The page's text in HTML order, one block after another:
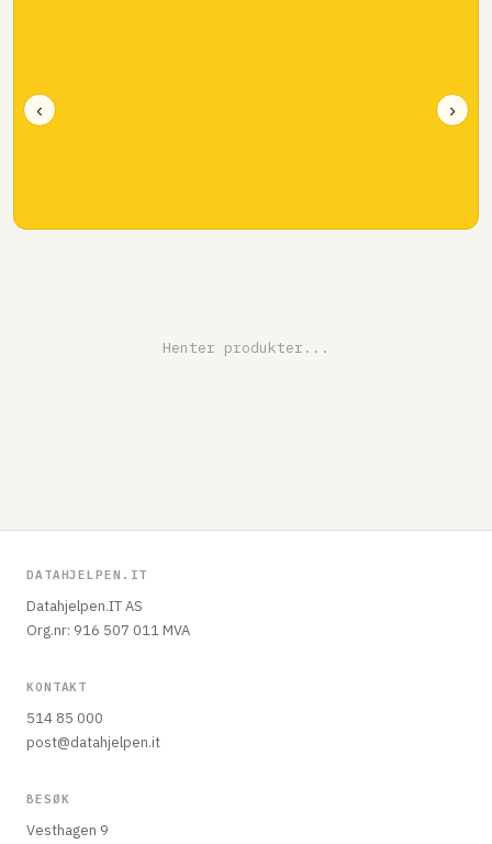
‹ ›
Henter produkter...
DATAHJELPEN.IT
Datahjelpen.IT AS
Org.nr: 916 507 011 MVA
KONTAKT
514 85 000
post@datahjelpen.it
BESØK
Vesthagen 9